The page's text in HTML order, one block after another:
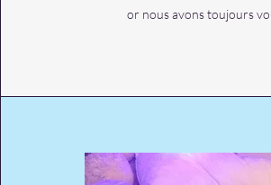
or nous avons toujours